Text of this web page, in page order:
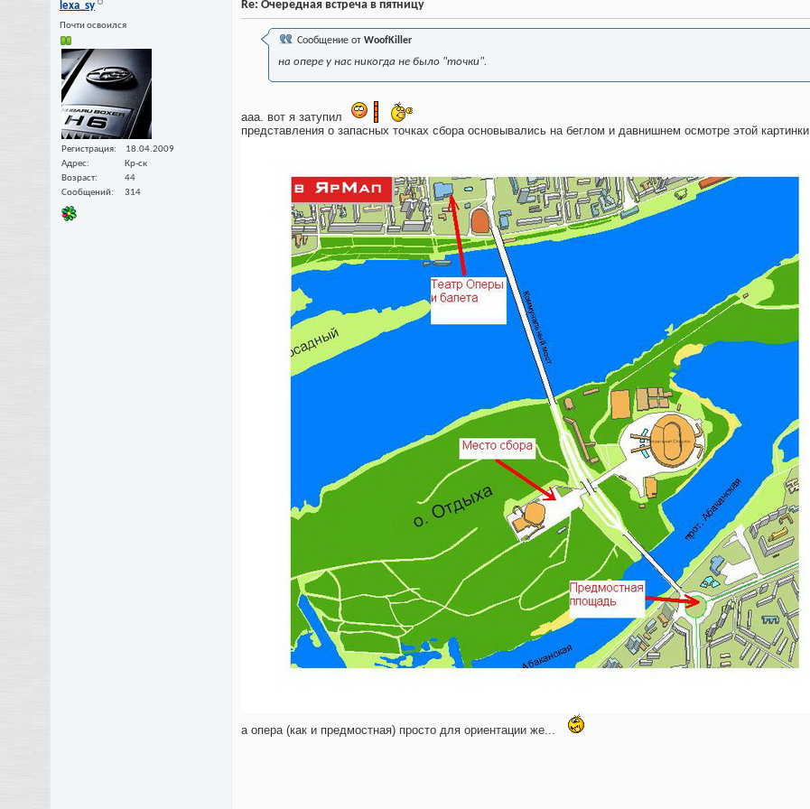
lexa_sy
Почти освоился
Регистрация
18.04.2009
Адрес
Кр-ск
Возраст
44
Сообщений
314
Re: Очередная встреча в пятницу
Сообщение от WoofKiller
на опере у нас никогда не было "точки".
ааа. вот я затупил
представления о запасных точках сбора основывались на беглом и давнишнем осмотре этой картинки
а опера (как и предмостная) просто для ориентации же...